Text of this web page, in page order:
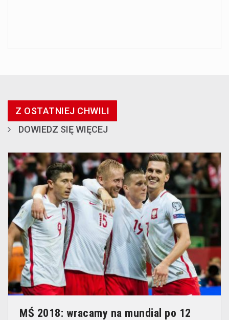
Z OSTATNIEJ CHWILI
DOWIEDZ SIĘ WIĘCEJ
MŚ 2018: wracamy na mundial po 12